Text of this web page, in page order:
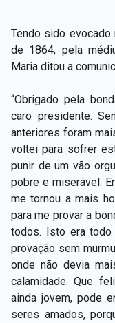
Tendo sido evocado
de 1864, pela
Maria ditou a
“Obrigado pela
caro presidente.
anteriores foram
voltei para sofrer
punir de um vão
pobre e miserável.
me tornou a mais
para me provar a
todos. Isto era todo
provação sem
onde não devia
calamidade. Que
ainda jovem, pode
seres amados,